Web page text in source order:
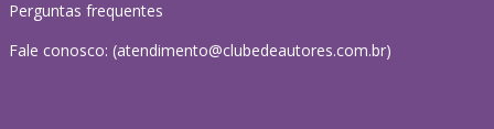
Perguntas frequentes
Fale conosco: (atendimento@clubedeautores.com.br)